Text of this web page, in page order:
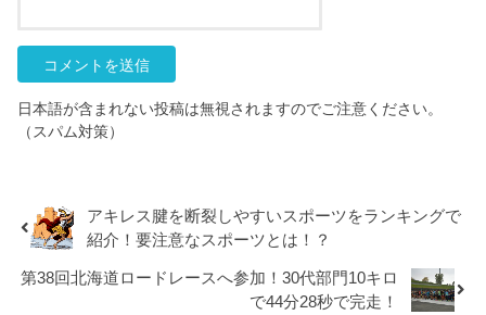
日本語が含まれない投稿は無視されますのでご注意ください。
（スパム対策）
アキレス腱を断裂しやすいスポーツをランキングで
紹介！要注意なスポーツとは！？
第38回北海道ロードレースへ参加！30代部門10キロ
で44分28秒で完走！